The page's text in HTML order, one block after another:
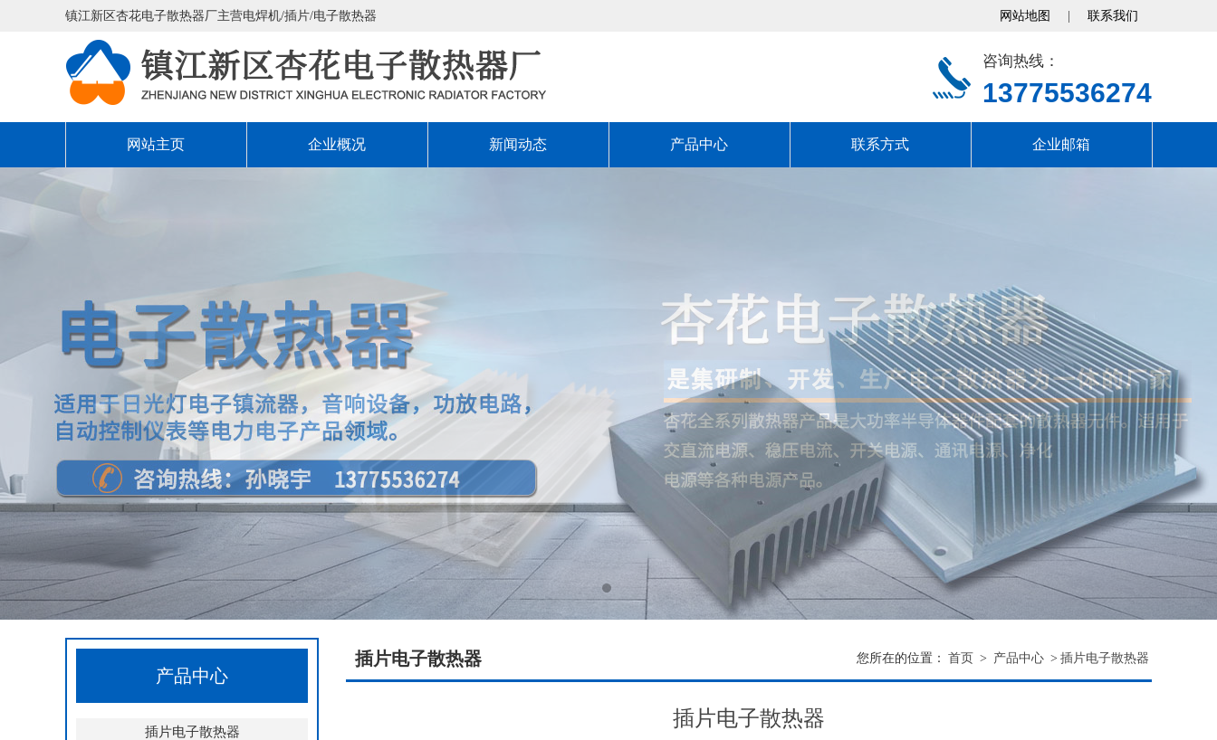
镇江新区杏花电子散热器厂主营电焊机/插片/电子散热器 网站地图 联系我们
咨询热线：
13775536274
网站主页 企业概况 新闻动态 产品中心 联系方式 企业邮箱
产品中心
插片电子散热器
插片电子散热器 您所在的位置： 首页 > 产品中心 > 插片电子散热器
插片电子散热器